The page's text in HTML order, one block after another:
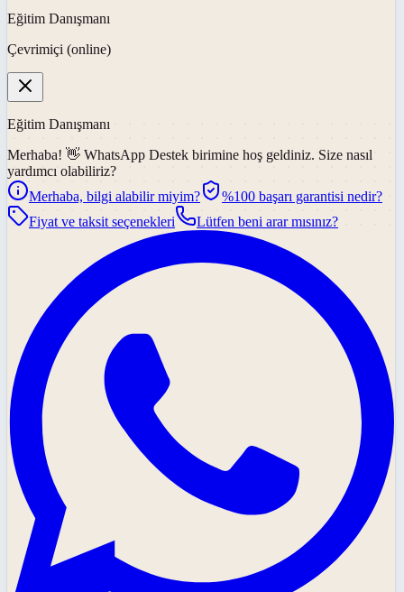
Eğitim Danışmanı
Çevrimiçi (online)
Eğitim Danışmanı
Merhaba! 👋 WhatsApp Destek birimine hoş geldiniz. Size nasıl
yardımcı olabiliriz?
Merhaba, bilgi alabilir miyim?
%100 başarı garantisi nedir?
Fiyat ve taksit seçenekleri
Lütfen beni arar mısınız?